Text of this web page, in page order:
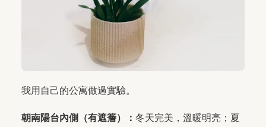
我用自己的公寓做過實驗。
朝南陽台內側（有遮簷）： 冬天完美，溫暖明亮；夏